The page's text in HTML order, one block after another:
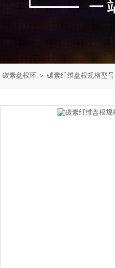
碳素盘根环 ＞ 碳素纤维盘根规格型号